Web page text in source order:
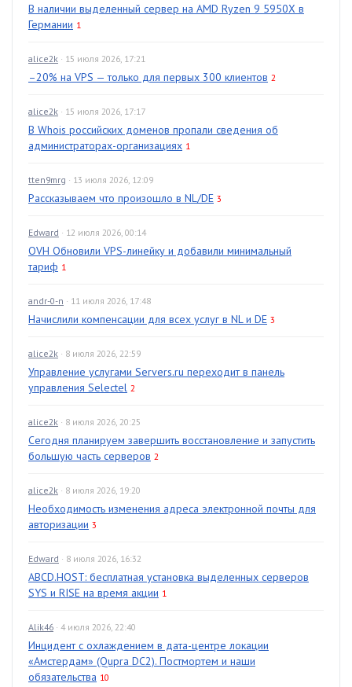
В наличии выделенный сервер на AMD Ryzen 9 5950X в
Германии 1
alice2k · 15 июля 2026, 17:21
–20% на VPS — только для первых 300 клиентов 2
alice2k · 15 июля 2026, 17:17
В Whois российских доменов пропали сведения об
администраторах-организациях 1
tten9mrg · 13 июля 2026, 12:09
Рассказываем что произошло в NL/DE 3
Edward · 12 июля 2026, 00:14
OVH Обновили VPS-линейку и добавили минимальный
тариф 1
andr-0-n · 11 июля 2026, 17:48
Начислили компенсации для всех услуг в NL и DE 3
alice2k · 8 июля 2026, 22:59
Управление услугами Servers.ru переходит в панель
управления Selectel 2
alice2k · 8 июля 2026, 20:25
Сегодня планируем завершить восстановление и запустить
большую часть серверов 2
alice2k · 8 июля 2026, 19:20
Необходимость изменения адреса электронной почты для
авторизации 3
Edward · 8 июля 2026, 16:32
ABCD.HOST: бесплатная установка выделенных серверов
SYS и RISE на время акции 1
Alik46 · 4 июля 2026, 22:40
Инцидент с охлаждением в дата-центре локации
«Амстердам» (Qupra DC2). Постмортем и наши
обязательства 10